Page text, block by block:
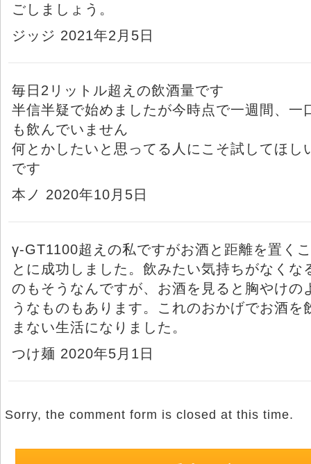
ごしましょう。
ジッジ 2021年2月5日
毎日2リットル超えの飲酒量です
半信半疑で始めましたが今時点で一週間、一
も飲んでいません
何とかしたいと思ってる人にこそ試してほし
です
本ノ 2020年10月5日
γ-GT1100超えの私ですがお酒と距離を置くこ
とに成功しました。飲みたい気持ちがなくな
のもそうなんですが、お酒を見ると胸やけの
うなものもあります。これのおかげでお酒を
まない生活になりました。
つけ麺 2020年5月1日
Sorry, the comment form is closed at this time.